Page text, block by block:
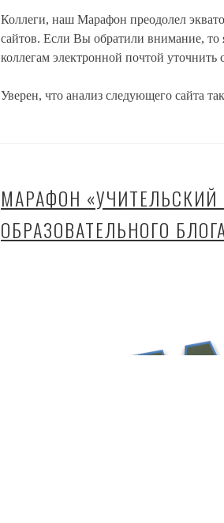
Коллеги, наш Марафон преодолел
сайтов. Если Вы обратили внимание, то
коллегам электронной почтой
Уверен, что анализ следующего сайта
МАРАФОН «УЧИТЕЛЬСКИЙ
ОБРАЗОВАТЕЛЬНОГО